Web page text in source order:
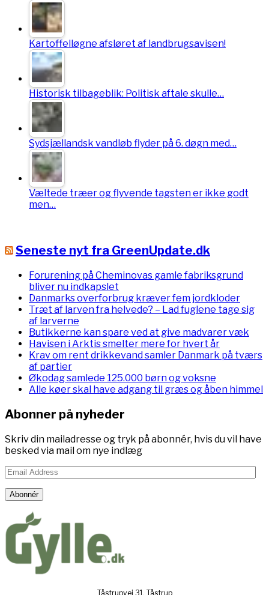
Kartoffelløgne afsløret af landbrugsavisen!
Historisk tilbageblik: Politisk aftale skulle…
Sydsjællandsk vandløb flyder på 6. døgn med…
Væltede træer og flyvende tagsten er ikke godt
men…
Seneste nyt fra GreenUpdate.dk
Forurening på Cheminovas gamle fabriksgrund
bliver nu indkapslet
Danmarks overforbrug kræver fem jordkloder
Træt af larven fra helvede? – Lad fuglene tage sig
af larverne
Butikkerne kan spare ved at give madvarer væk
Havisen i Arktis smelter mere for hvert år
Krav om rent drikkevand samler Danmark på tværs
af partier
Økodag samlede 125.000 børn og voksne
Alle køer skal have adgang til græs og åben himmel
Abonner på nyheder
Skriv din mailadresse og tryk på abonnér, hvis du vil have
besked via mail om nye indlæg
Email
Address
Abonnér
Tåstrupvej 31, Tåstrup